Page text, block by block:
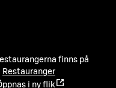
finns på
Restauranger
i ny flik